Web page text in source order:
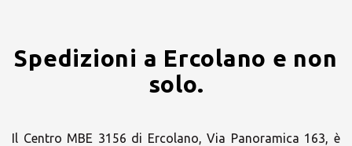
Spedizioni a Ercolano e non
solo.
Il Centro MBE 3156 di Ercolano, Via Panoramica 163, è